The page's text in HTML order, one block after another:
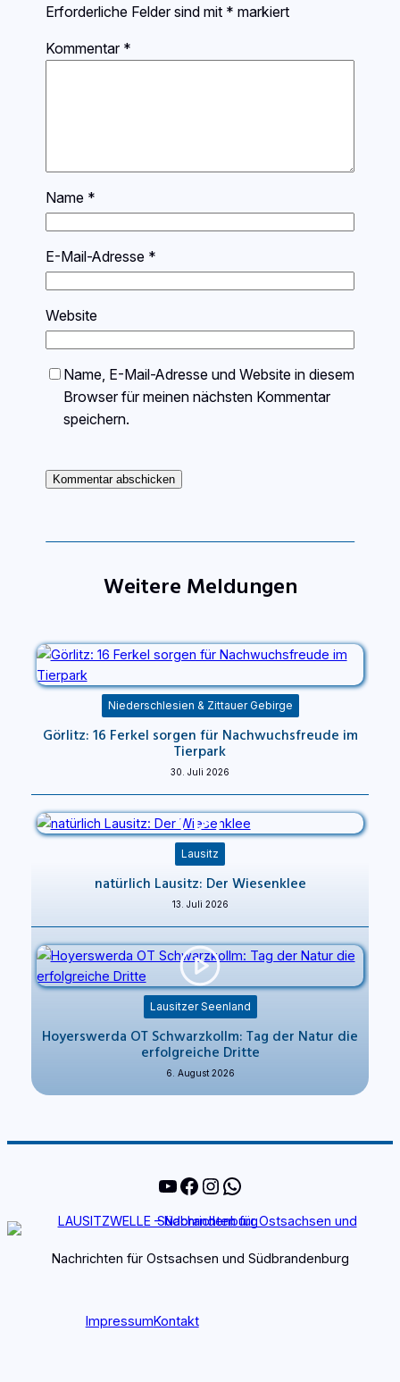
Erforderliche Felder sind mit * markiert
Kommentar *
Name *
E-Mail-Adresse *
Website
Name, E-Mail-Adresse und Website in diesem
Browser für meinen nächsten Kommentar
speichern.
Weitere Meldungen
Niederschlesien & Zittauer Gebirge
Görlitz: 16 Ferkel sorgen für Nachwuchsfreude im
Tierpark
30. Juli 2026
Lausitz
natürlich Lausitz: Der Wiesenklee
13. Juli 2026
Lausitzer Seenland
Hoyerswerda OT Schwarzkollm: Tag der Natur die
erfolgreiche Dritte
6. August 2026
YouTube
Facebook
Instagram
WhatsApp
Nachrichten für Ostsachsen und Südbrandenburg
ImpressumKontakt